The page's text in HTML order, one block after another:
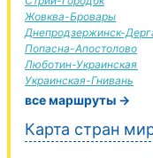
Жовква-Бровары
Днепродзержинск-
Попасна-Апостолово
Люботин-Украинская
Украинская-Гнивань
все маршруты →
Карта стран